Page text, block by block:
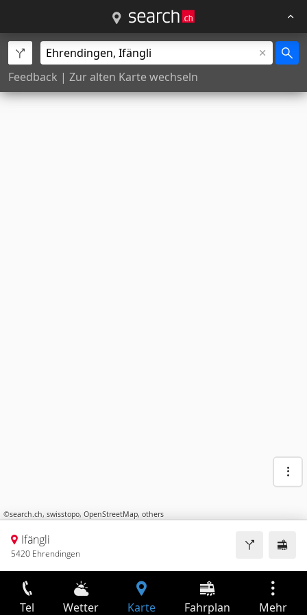
Feedback | Zur alten Karte wechseln
©search.ch, swisstopo, OpenStreetMap, others
Ifängli
5420 Ehrendingen
Tel Wetter Karte Fahrplan Mehr